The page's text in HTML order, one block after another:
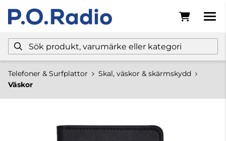
Telefoner & Surfplattor
Skal, väskor & skärmskydd
Väskor